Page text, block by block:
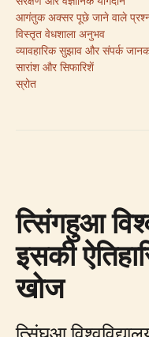
आगंतुक अक्सर पूछे जाने वाले
विस्तृत वेधशाला अनुभव
व्यावहारिक सुझाव और संपर्क
सारांश और सिफारिशें
स्रोत
त्सिंगहुआ
इसकी
खोज